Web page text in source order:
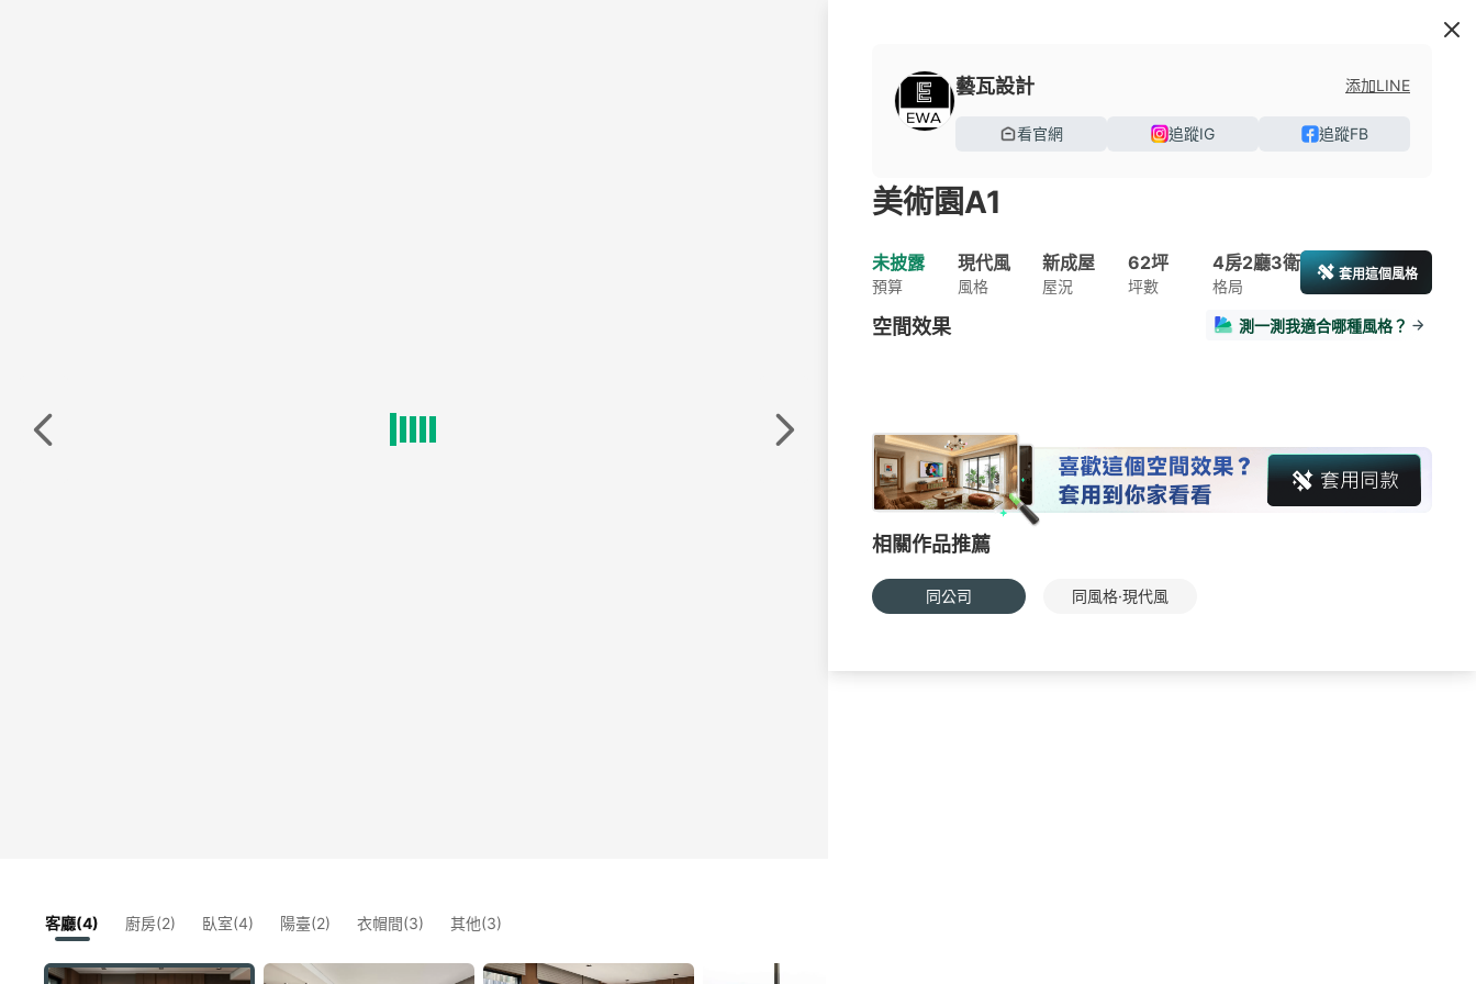
客廳(4) 廚房(2) 臥室(4) 陽臺(2) 衣帽間(3) 其他(3)
藝瓦設計 添加LINE
看官網 追蹤IG 追蹤FB
美術園A1
未披露
預算
現代風
風格
新成屋
屋況
62坪
坪數
4房2廳3衛
格局
套用這個風格
空間效果 測一測我適合哪種風格？
相關作品推薦
同公司 同風格·現代風